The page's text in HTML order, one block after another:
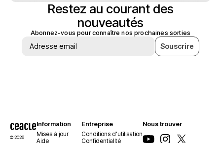
Restez au courant des
nouveautés
Abonnez-vous pour connaître nos prochaines sorties
Souscrire
© 2026
Information
Mises à jour
Aide
Entreprise
Conditions d'utilisation
Confidentialité
Nous trouver